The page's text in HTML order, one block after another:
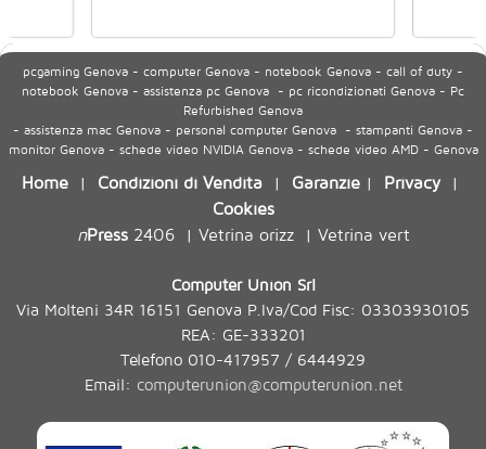
pcgaming Genova - computer Genova - notebook Genova - call of duty -
notebook Genova - assistenza pc Genova - pc ricondizionati Genova - Pc
Refurbished Genova
- assistenza mac Genova - personal computer Genova - stampanti Genova -
monitor Genova - schede video NVIDIA Genova - schede video AMD - Genova
Home | Condizioni di Vendita | Garanzie | Privacy|
Cookies
nPress2406| Vetrina orizz| Vetrina vert
Computer Union Srl
Via Molteni 34R 16151 Genova P.Iva/Cod Fisc: 03303930105
REA: GE-333201
Telefono 010-417957 / 6444929
Email: computerunion@computerunion.net